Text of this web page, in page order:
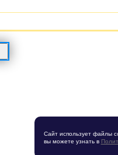
Сайт использует файлы
вы можете узнать в